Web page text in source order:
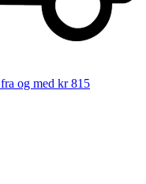
fra og med kr 815